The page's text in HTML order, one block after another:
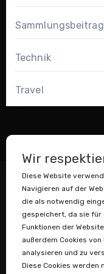
Sammlungsbeitrag
Technik
Travel
Wir
Diese Website
Navigieren auf der
die als notwendig
gespeichert, da sie für
Funktionen der
außerdem Cookies
analysieren und zu
Diese Cookies werden